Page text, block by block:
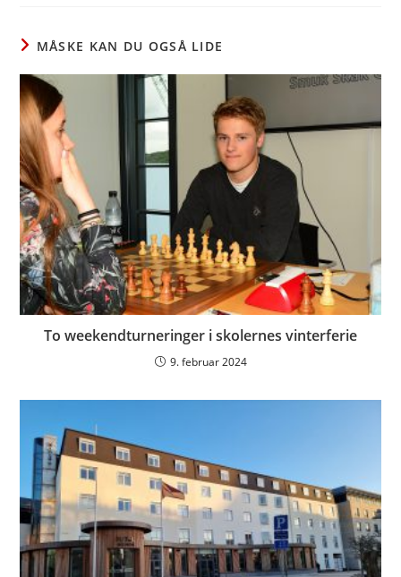
MÅSKE KAN DU OGSÅ LIDE
To weekendturneringer i skolernes vinterferie
9. februar 2024